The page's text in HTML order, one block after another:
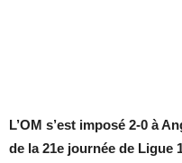
L’OM s’est imposé 2-0 à
de la 21e journée de Ligue